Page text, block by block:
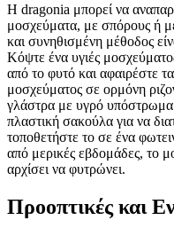
Η dragonia μπορεί να
μοσχεύματα, με σπόρους ή
και συνηθισμένη μέθοδος
Κόψτε ένα υγιές
από το φυτό και αφαιρέστε
μοσχεύματος σε ορμόνη
γλάστρα με υγρό
πλαστική σακούλα για να
τοποθετήστε το σε ένα
από μερικές εβδομάδες, το
αρχίσει να φυτρώνει.
Προοπτικές και